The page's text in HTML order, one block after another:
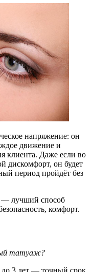
напряжение: он
движение и
клиента. Даже если во
дискомфорт, он будет
период пройдёт без
— лучший способ
комфорт.
татуаж?
до 3 лет — точный срок